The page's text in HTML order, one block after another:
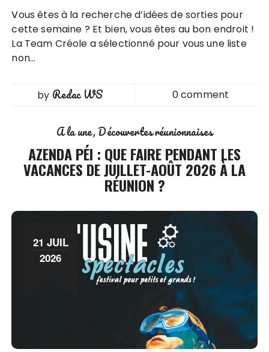
Vous êtes à la recherche d’idées de sorties pour
cette semaine ? Et bien, vous êtes au bon endroit !
La Team Créole a sélectionné pour vous une liste
non…
by Redac WS 0 comment
A la une Découvertes réunionnaises
AZENDA PÉI : QUE FAIRE PENDANT LES
VACANCES DE JUILLET-AOÛT 2026 À LA
RÉUNION ?
21 JUIL
2026